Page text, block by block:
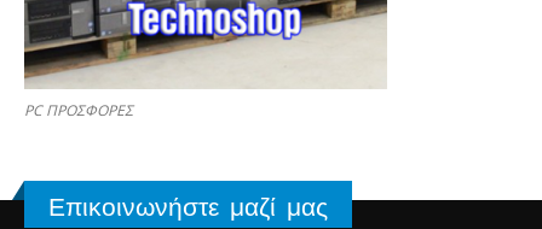
PC ΠΡΟΣΦΟΡΕΣ
Επικοινωνήστε μαζί μας